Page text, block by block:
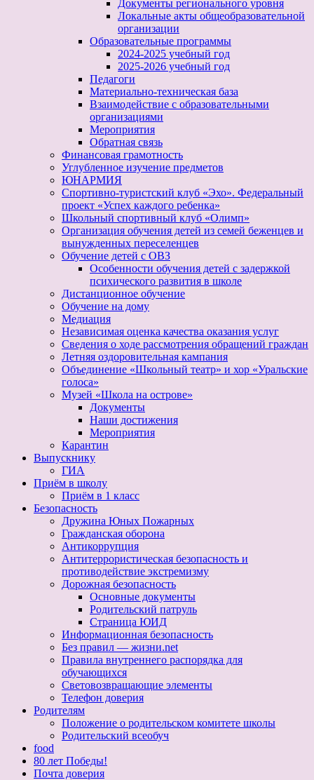
Документы регионального уровня
Локальные акты общеобразовательной
организации
Образовательные программы
2024-2025 учебный год
2025-2026 учебный год
Педагоги
Материально-техническая база
Взаимодействие с образовательными
организациями
Мероприятия
Обратная связь
Финансовая грамотность
Углубленное изучение предметов
ЮНАРМИЯ
Спортивно-туристский клуб «Эхо». Федеральный
проект «Успех каждого ребенка»
Школьный спортивный клуб «Олимп»
Организация обучения детей из семей беженцев и
вынужденных переселенцев
Обучение детей с ОВЗ
Особенности обучения детей с задержкой
психического развития в школе
Дистанционное обучение
Обучение на дому
Медиация
Независимая оценка качества оказания услуг
Сведения о ходе рассмотрения обращений граждан
Летняя оздоровительная кампания
Объединение «Школьный театр» и хор «Уральские
голоса»
Музей «Школа на острове»
Документы
Наши достижения
Мероприятия
Карантин
Выпускнику
ГИА
Приём в школу
Приём в 1 класс
Безопасность
Дружина Юных Пожарных
Гражданская оборона
Антикоррупция
Антитеррористическая безопасность и
противодействие экстремизму
Дорожная безопасность
Основные документы
Родительский патруль
Страница ЮИД
Информационная безопасность
Без правил — жизни.net
Правила внутреннего распорядка для
обучающихся
Световозвращающие элементы
Телефон доверия
Родителям
Положение о родительском комитете школы
Родительский всеобуч
food
80 лет Победы!
Почта доверия